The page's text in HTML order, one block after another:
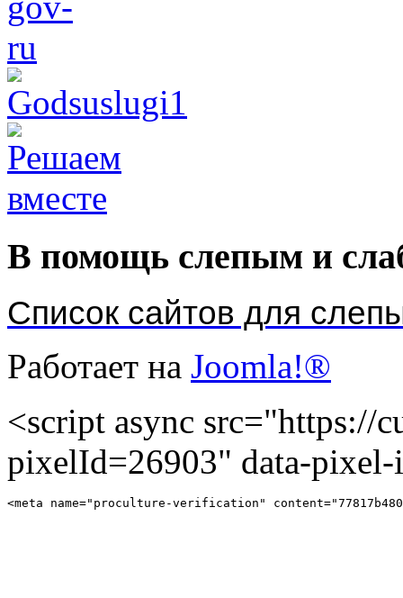
В помощь слепым и
Список сайтов для
Работает на Joomla!®
<script async src="https://
pixelId=26903" data-
<meta name="proculture-verification"